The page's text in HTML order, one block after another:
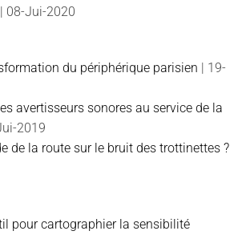
| 08-Jui-2020
du périphérique parisien | 19-
avertisseurs sonores au service de la
2019
de la route sur le bruit des trottinettes ?
pour cartographier la sensibilité